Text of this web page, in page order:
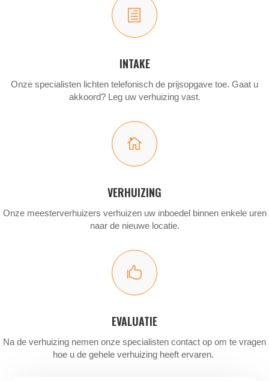
h
INTAKE
Onze specialisten lichten telefonisch de prijsopgave toe. Gaat u
akkoord? Leg uw verhuizing vast.

VERHUIZING
Onze meesterverhuizers verhuizen uw inboedel binnen enkele uren
naar de nieuwe locatie.

EVALUATIE
Na de verhuizing nemen onze specialisten contact op om te vragen
hoe u de gehele verhuizing heeft ervaren.